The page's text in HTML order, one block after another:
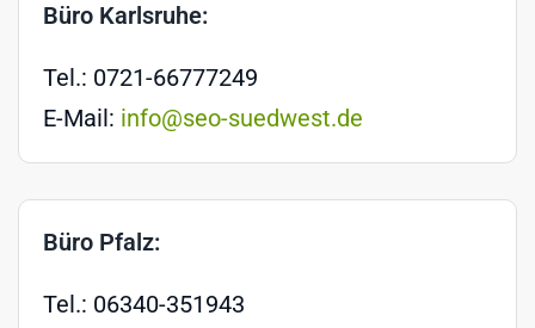
Büro Karlsruhe:
Tel.: 0721-66777249
E-Mail: info@seo-suedwest.de
Büro Pfalz:
Tel.: 06340-351943